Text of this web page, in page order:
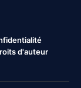
d'auteur